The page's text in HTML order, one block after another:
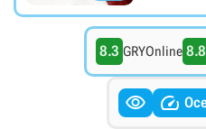
8.3 GRYOnline 8.8
 